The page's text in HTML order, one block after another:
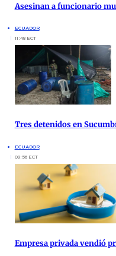
Asesinan a funcionario
ECUADOR
11:48 ECT
Tres detenidos en
ECUADOR
09:56 ECT
Empresa privada vendió